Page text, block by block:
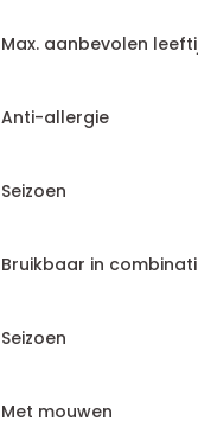
Max. aanbevolen
Anti-allergie
Seizoen
Bruikbaar in
Seizoen
Met mouwen